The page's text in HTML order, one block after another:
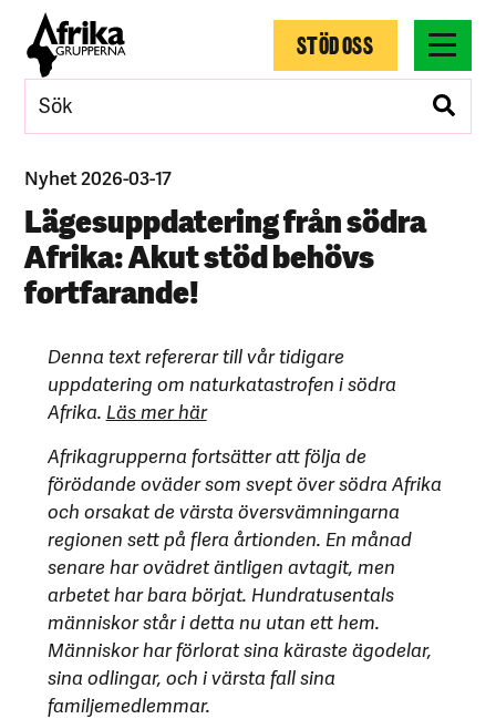
STÖD OSS
Nyhet 2026-03-17
Lägesuppdatering från södra
Afrika: Akut stöd behövs
fortfarande!
Denna text refererar till vår tidigare
uppdatering om naturkatastrofen i södra
Afrika. Läs mer här
Afrikagrupperna fortsätter att följa de
förödande oväder som svept över södra Afrika
och orsakat de värsta översvämningarna
regionen sett på flera årtionden. En månad
senare har ovädret äntligen avtagit, men
arbetet har bara börjat. Hundratusentals
människor står i detta nu utan ett hem.
Människor har förlorat sina käraste ägodelar,
sina odlingar, och i värsta fall sina
familjemedlemmar.